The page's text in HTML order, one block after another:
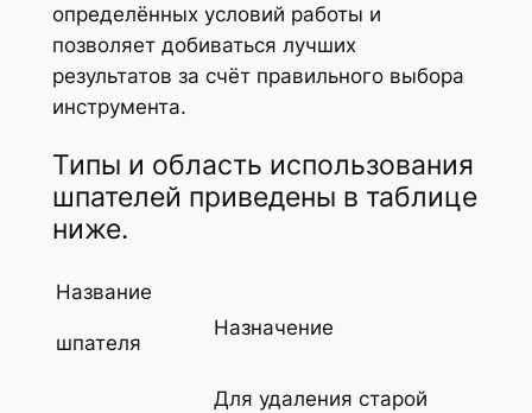
определённых условий работы и
позволяет добиваться лучших
результатов за счёт правильного выбора
инструмента.
Типы и область использования
шпателей приведены в таблице
ниже.
Название
шпателя
Назначение
Для удаления старой